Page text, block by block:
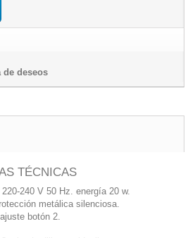
deseos
TÉCNICAS
240 V 50 Hz. energía 20 w.
metálica silenciosa.
botón 2.